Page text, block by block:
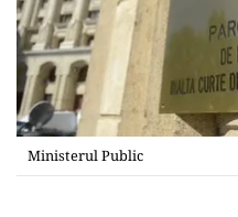
Ministerul Public